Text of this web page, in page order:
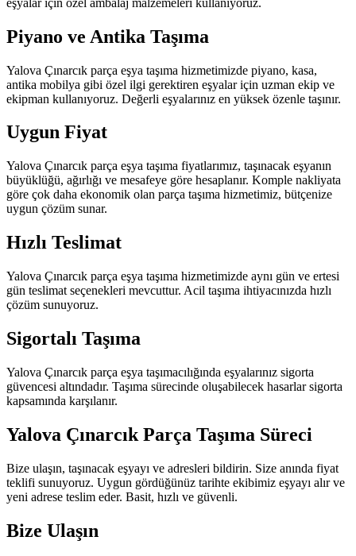
Piyano ve Antika Taşıma
Yalova Çınarcık parça eşya taşıma hizmetimizde piyano, kasa,
antika mobilya gibi özel ilgi gerektiren eşyalar için uzman ekip ve
ekipman kullanıyoruz. Değerli eşyalarınız en yüksek özenle taşınır.
Uygun Fiyat
Yalova Çınarcık parça eşya taşıma fiyatlarımız, taşınacak eşyanın
büyüklüğü, ağırlığı ve mesafeye göre hesaplanır. Komple nakliyata
göre çok daha ekonomik olan parça taşıma hizmetimiz, bütçenize
uygun çözüm sunar.
Hızlı Teslimat
Yalova Çınarcık parça eşya taşıma hizmetimizde aynı gün ve ertesi
gün teslimat seçenekleri mevcuttur. Acil taşıma ihtiyacınızda hızlı
çözüm sunuyoruz.
Sigortalı Taşıma
Yalova Çınarcık parça eşya taşımacılığında eşyalarınız sigorta
güvencesi altındadır. Taşıma sürecinde oluşabilecek hasarlar sigorta
kapsamında karşılanır.
Yalova Çınarcık Parça Taşıma Süreci
Bize ulaşın, taşınacak eşyayı ve adresleri bildirin. Size anında fiyat
teklifi sunuyoruz. Uygun gördüğünüz tarihte ekibimiz eşyayı alır ve
yeni adrese teslim eder. Basit, hızlı ve güvenli.
Bize Ulaşın